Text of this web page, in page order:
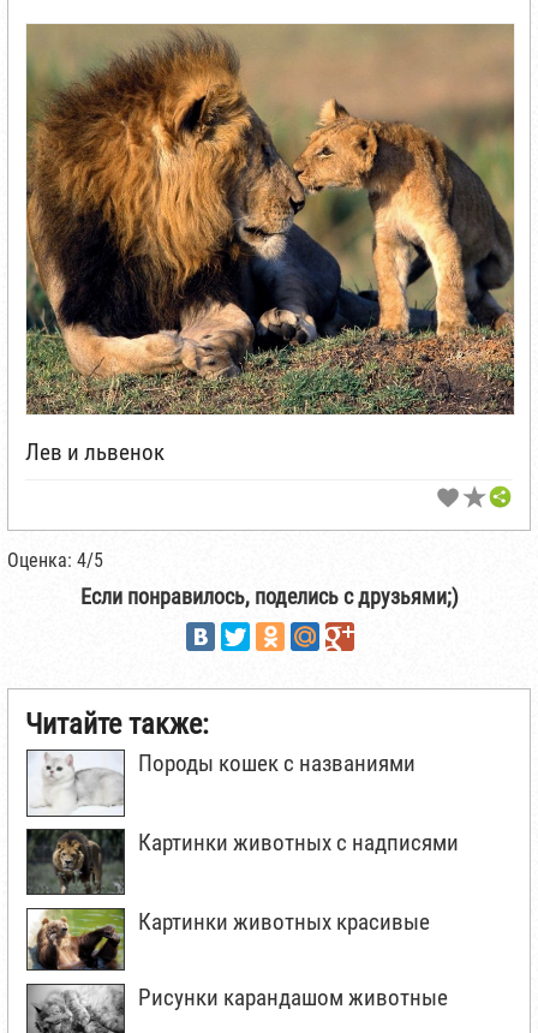
Лев и львенок
Оценка: 4/5
Если понравилось, поделись с друзьями;)
Читайте также:
Породы кошек с названиями
Картинки животных с надписями
Картинки животных красивые
Рисунки карандашом животные